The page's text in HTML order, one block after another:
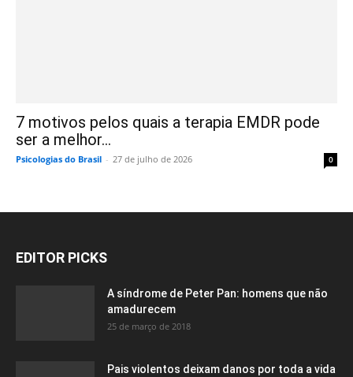
7 motivos pelos quais a terapia EMDR pode
ser a melhor...
Psicologias do Brasil - 27 de julho de 2026 0
EDITOR PICKS
A síndrome de Peter Pan: homens que não
amadurecem
25 de março de 2018
Pais violentos deixam danos por toda a vida